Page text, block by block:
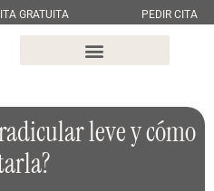
GRATUITA PEDIR CITA
leve y cómo